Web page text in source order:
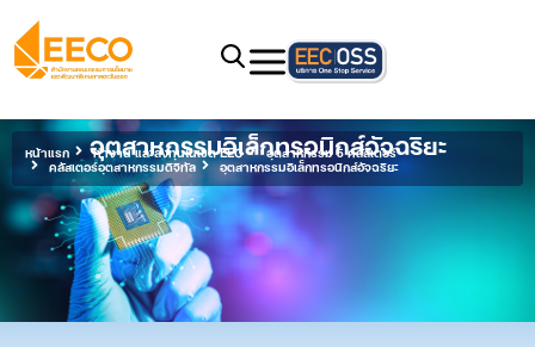
หน้าแรก ทำงาน และลงทุนในเขต EEC อุตสาหกรรม 5 คลัสเตอร์
คลัสเตอร์อุตสาหกรรมดิจิทัล อุตสาหกรรมอิเล็กทรอนิกส์อัจฉริยะ
อุตสาหกรรมอิเล็กทรอนิกส์อัจฉริยะ